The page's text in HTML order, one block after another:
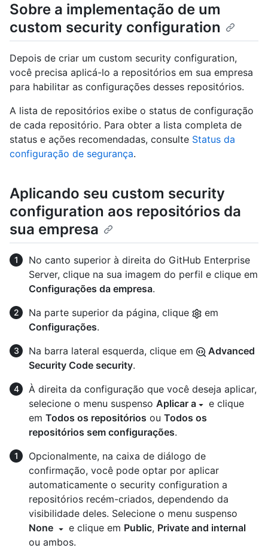
Sobre a implementação de um
custom security configuration
Depois de criar um custom security configuration,
você precisa aplicá-lo a repositórios em sua empresa
para habilitar as configurações desses repositórios.
A lista de repositórios exibe o status de configuração
de cada repositório. Para obter a lista completa de
status e ações recomendadas, consulte Status da
configuração de segurança.
Aplicando seu custom security
configuration aos repositórios da
sua empresa
No canto superior à direita do GitHub Enterprise
Server, clique na sua imagem do perfil e clique em
Configurações da empresa.
Na parte superior da página, clique
em
Configurações.
Na barra lateral esquerda, clique em
Advanced
Security Code security.
À direita da configuração que você deseja aplicar,
selecione o menu suspenso Aplicar a
e clique
em Todos os repositórios ou Todos os
repositórios sem configurações.
Opcionalmente, na caixa de diálogo de
confirmação, você pode optar por aplicar
automaticamente o security configuration a
repositórios recém-criados, dependendo da
visibilidade deles. Selecione o menu suspenso
None
e clique em Public, Private and internal
ou ambos.